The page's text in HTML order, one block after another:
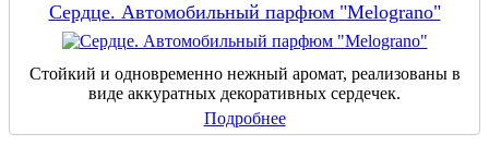
Сердце. Автомобильный парфюм "Melograno"
Стойкий и одновременно нежный аромат, реализованы в
виде аккуратных декоративных сердечек.
Подробнее